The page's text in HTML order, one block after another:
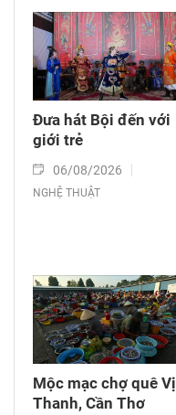
Đưa hát Bội đến với
giới trẻ
06/08/2026
NGHỆ THUẬT
Mộc mạc chợ quê Vị
Thanh, Cần Thơ